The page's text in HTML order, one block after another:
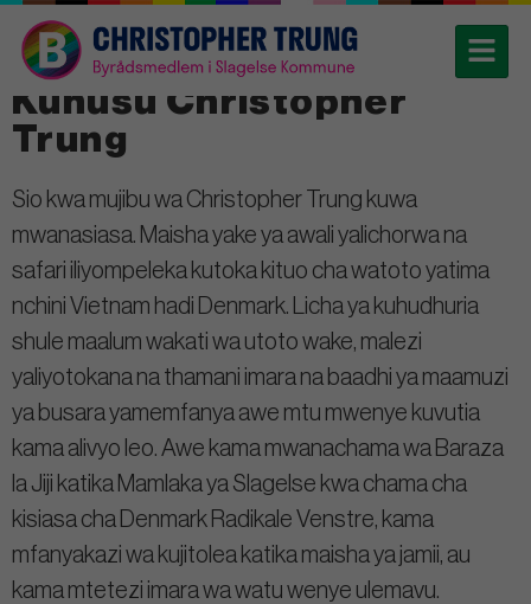
Kuhusu Christopher
Trung
Sio kwa mujibu wa Christopher Trung kuwa
mwanasiasa. Maisha yake ya awali yalichorwa na
safari iliyompeleka kutoka kituo cha watoto yatima
nchini Vietnam hadi Denmark. Licha ya kuhudhuria
shule maalum wakati wa utoto wake, malezi
yaliyotokana na thamani imara na baadhi ya maamuzi
ya busara yamemfanya awe mtu mwenye kuvutia
kama alivyo leo. Awe kama mwanachama wa Baraza
la Jiji katika Mamlaka ya Slagelse kwa chama cha
kisiasa cha Denmark Radikale Venstre, kama
mfanyakazi wa kujitolea katika maisha ya jamii, au
kama mtetezi imara wa watu wenye ulemavu.